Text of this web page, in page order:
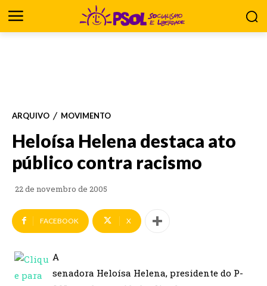
ARQUIVO MOVIMENTO
Heloísa Helena destaca ato
público contra racismo
22 de novembro de 2005
FACEBOOK X
A
senadora Heloísa Helena, presidente do P-